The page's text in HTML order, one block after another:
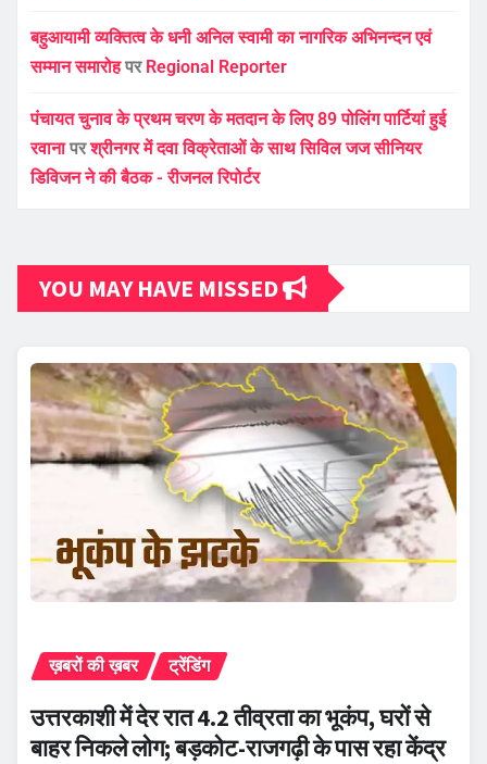
बहुआयामी व्यक्तित्व के धनी अनिल स्वामी का नागरिक अभिनन्दन एवं
सम्मान समारोहपर Regional Reporter
पंचायत चुनाव के प्रथम चरण के मतदान के लिए 89 पोलिंग पार्टियां हुई
रवानापरश्रीनगर में दवा विक्रेताओं के साथ सिविल जज सीनियर
डिविजन ने की बैठक - रीजनल रिपोर्टर
YOU MAY HAVE MISSED
ख़बरों की ख़बर ट्रेंडिंग
उत्तरकाशी में देर रात 4.2 तीव्रता का भूकंप, घरों से
बाहर निकले लोग; बड़कोट-राजगढ़ी के पास रहा केंद्र